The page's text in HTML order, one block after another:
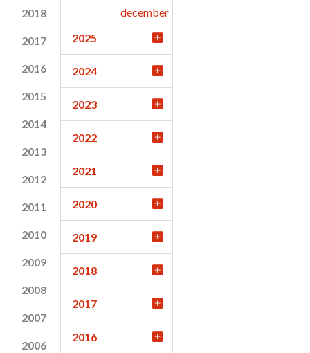
2018
2017
2016
2015
2014
2013
2012
2011
2010
2009
2008
2007
2006
december
2025
2024
2023
2022
2021
2020
2019
2018
2017
2016